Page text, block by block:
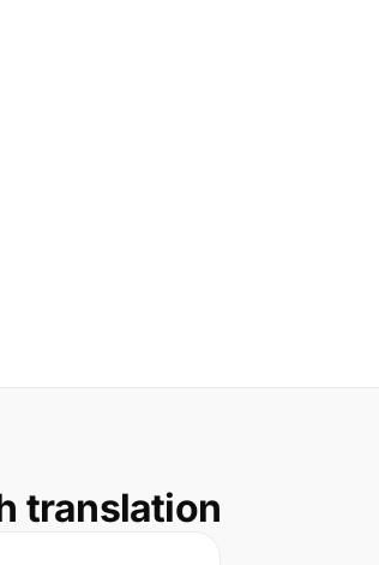
translation